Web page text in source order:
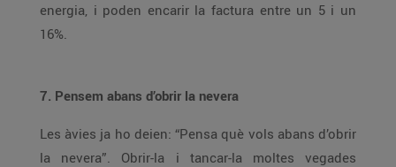
energia, i poden encarir la factura entre un 5 i un
16%.
7. Pensem abans d’obrir la nevera
Les àvies ja ho deien: “Pensa què vols abans d’obrir
la nevera”. Obrir-la i tancar-la moltes vegades